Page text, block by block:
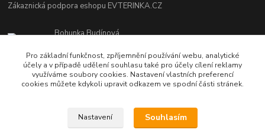
Zákaznická podpora eshopu EVTERINKA.CZ
Bohunka Budínová
(Po-Pá - 9:00-17:00hod, So 8:00-12:00hod)
obchod@evterinka.cz
Pro základní funkčnost, zpříjemnění používání webu, analytické
účely a v případě udělení souhlasu také pro účely cílení reklamy
využíváme soubory cookies. Nastavení vlastních preferencí
cookies můžete kdykoli upravit odkazem ve spodní části stránek.
Nastavení Souhlasím